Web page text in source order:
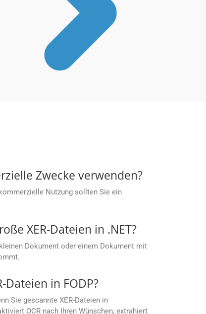
Zwecke verwenden?
Nutzung sollten Sie ein
XER-Dateien in .NET?
Dokument oder einem Dokument mit
in FODP?
Sie gescannte XER-Dateien in
OCR nach Ihren Wünschen, extrahiert